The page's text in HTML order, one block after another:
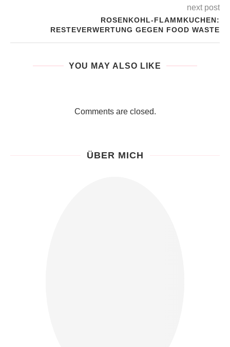
next post
ROSENKOHL-FLAMMKUCHEN:
RESTEVERWERTUNG GEGEN FOOD WASTE
YOU MAY ALSO LIKE
Comments are closed.
ÜBER MICH